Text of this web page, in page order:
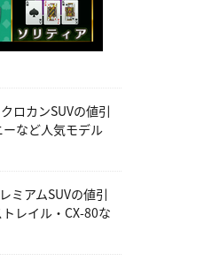
ロカンSUVの値引
など人気モデル
ミアムSUVの値引
レイル・CX-80な